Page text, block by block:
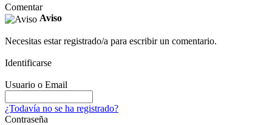
Comentar
Aviso
Necesitas estar registrado/a para escribir un comentario.
Identificarse
Usuario o Email
¿Todavía no se ha registrado?
Contraseña